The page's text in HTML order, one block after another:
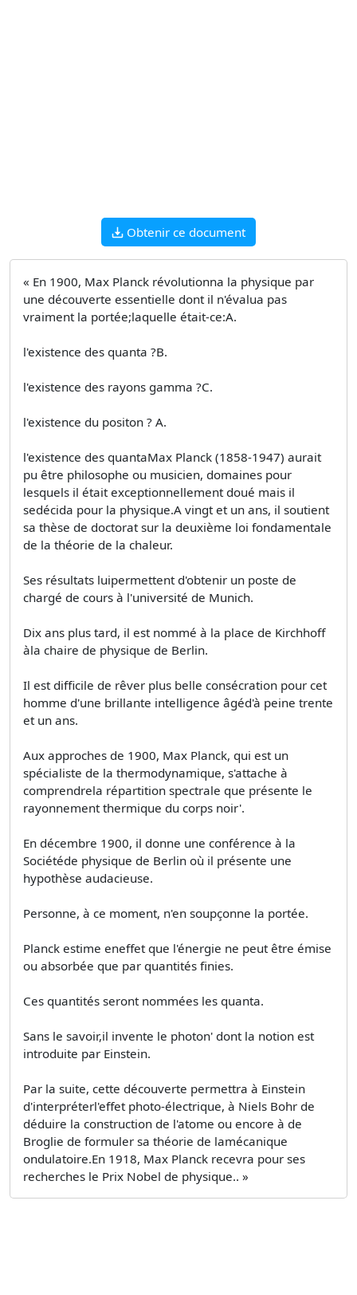
Obtenir ce document
« En 1900, Max Planck révolutionna la physique par
une découverte essentielle dont il n'évalua pas
vraiment la portée;laquelle était-ce:A.
l'existence des quanta ?B.
l'existence des rayons gamma ?C.
l'existence du positon ? A.
l'existence des quantaMax Planck (1858-1947) aurait
pu être philosophe ou musicien, domaines pour
lesquels il était exceptionnellement doué mais il
sedécida pour la physique.A vingt et un ans, il soutient
sa thèse de doctorat sur la deuxième loi fondamentale
de la théorie de la chaleur.
Ses résultats luipermettent d'obtenir un poste de
chargé de cours à l'université de Munich.
Dix ans plus tard, il est nommé à la place de Kirchhoff
àla chaire de physique de Berlin.
Il est difficile de rêver plus belle consécration pour cet
homme d'une brillante intelligence âgéd'à peine trente
et un ans.
Aux approches de 1900, Max Planck, qui est un
spécialiste de la thermodynamique, s'attache à
comprendrela répartition spectrale que présente le
rayonnement thermique du corps noir'.
En décembre 1900, il donne une conférence à la
Sociétéde physique de Berlin où il présente une
hypothèse audacieuse.
Personne, à ce moment, n'en soupçonne la portée.
Planck estime eneffet que l'énergie ne peut être émise
ou absorbée que par quantités finies.
Ces quantités seront nommées les quanta.
Sans le savoir,il invente le photon' dont la notion est
introduite par Einstein.
Par la suite, cette découverte permettra à Einstein
d'interpréterl'effet photo-électrique, à Niels Bohr de
déduire la construction de l'atome ou encore à de
Broglie de formuler sa théorie de lamécanique
ondulatoire.En 1918, Max Planck recevra pour ses
recherches le Prix Nobel de physique.. »